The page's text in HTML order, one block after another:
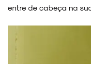
entre de cabeça na